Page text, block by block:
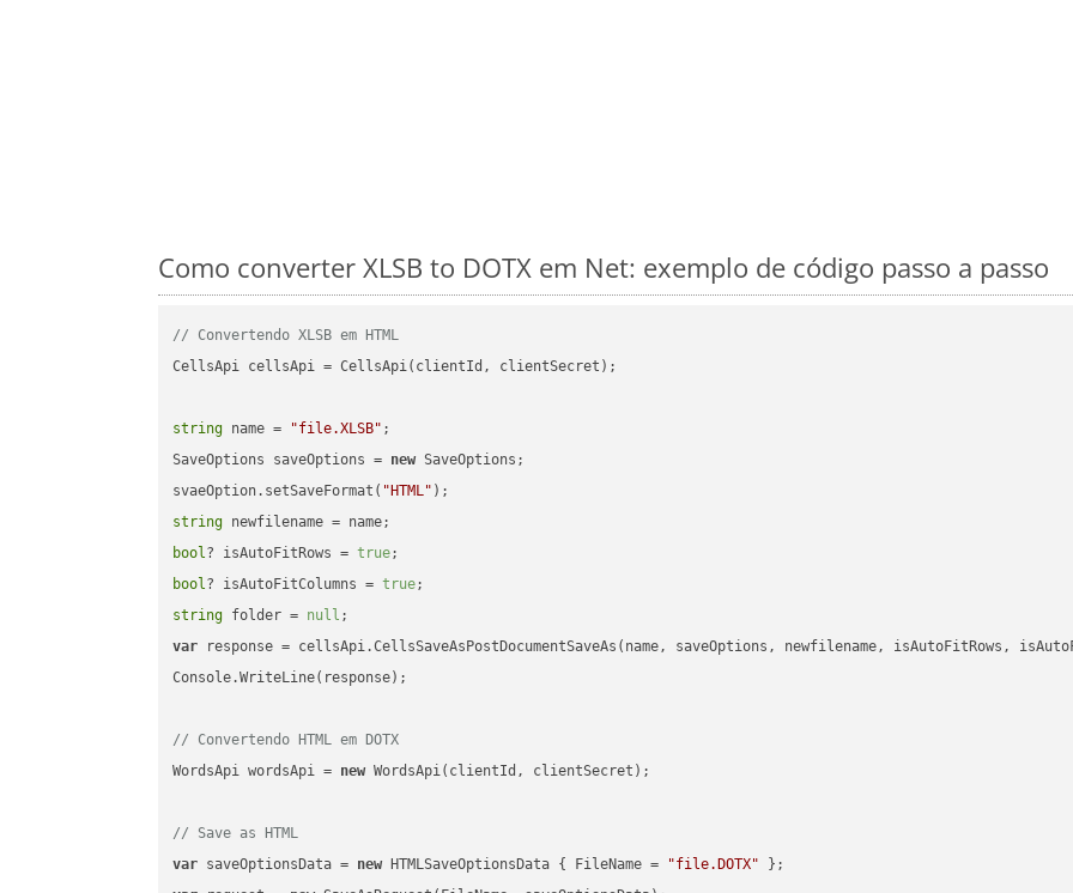
Como converter XLSB to DOTX em Net: exemplo de código passo a passo
// Convertendo XLSB em HTML
CellsApi cellsApi = CellsApi(clientId, clientSecret);
string name = "file.XLSB" ;
SaveOptions saveOptions = new SaveOptions;
svaeOption.setSaveFormat( "HTML"
string
bool? isAutoFitRows = true
bool? isAutoFitColumns = true
string folder = null
var response = cellsApi.CellsSaveAsPostDocumentSaveAs(name, saveOptions, newfilename, isAutoFitRows,
Console.WriteLine(response);
// Convertendo HTML em DOTX
WordsApi wordsApi = new WordsApi(clientId, clientSecret);
// Save as HTML
var saveOptionsData = new HTMLSaveOptionsData { FileName = "file.DOTX"